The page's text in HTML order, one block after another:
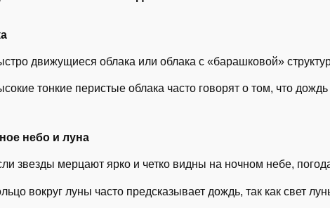
движущиеся облака или облака с «барашковой»
тонкие перистые облака часто говорят о том, что
небо и луна
звезды мерцают ярко и четко видны на ночном небе,
вокруг луны часто предсказывает дождь, так как свет